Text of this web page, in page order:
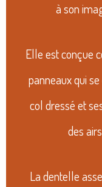
à son
Elle est conçue
panneaux qui
col dressé et
des
La dentelle